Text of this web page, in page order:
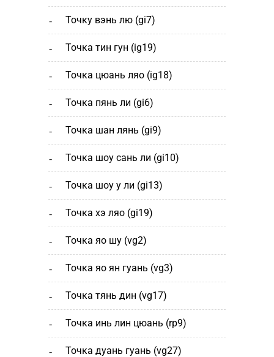
точку вэнь лю (gi7)
точка тин гун (ig19)
точка цюань ляо (ig18)
точка пянь ли (gi6)
точка шан лянь (gi9)
точка шоу сань ли (gi10)
точка шоу у ли (gi13)
точка хэ ляо (gi19)
точка яо шу (vg2)
точка яо ян гуань (vg3)
точка тянь дин (vg17)
точка инь лин цюань (rp9)
точка дуань гуань (vg27)